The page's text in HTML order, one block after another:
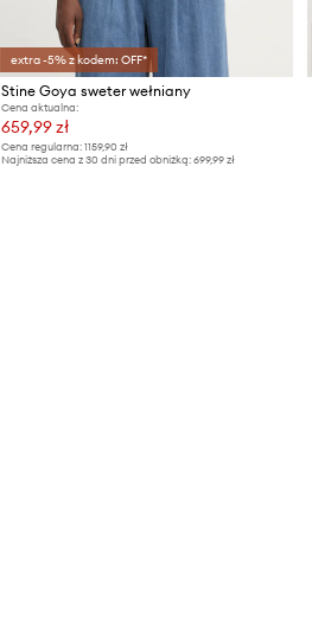
extra -5% z kodem: OFF*
Stine Goya sweter wełniany
Cena aktualna:
659,99 zł
Cena regularna: 1159,90 zł
Najniższa cena z 30 dni przed obniżką: 699,99 zł